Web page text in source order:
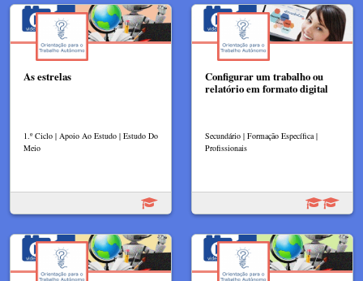
As estrelas
1.º Ciclo | Apoio Ao Estudo | Estudo Do
Meio
Configurar um trabalho ou
relatório em formato digital
Secundário | Formação Específica |
Profissionais